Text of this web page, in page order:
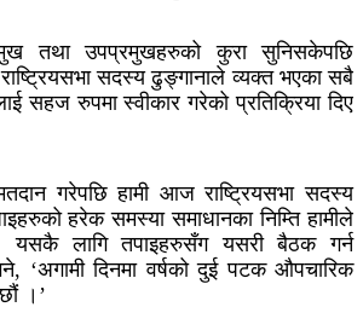
तथा उपप्रमुखहरुको कुरा सुनिसकेपछि
सदस्य ढुङ्गानाले व्यक्त भएका सबै
सहज रुपमा स्वीकार गरेको प्रतिक्रिया दिए
गरेपछि हामी आज राष्ट्रियसभा सदस्य
हरेक समस्या समाधानका निम्ति हामीले
यसकै लागि तपाइहरुसँग यसरी बैठक गर्न
‘अगामी दिनमा वर्षको दुई पटक औपचारिक
।’